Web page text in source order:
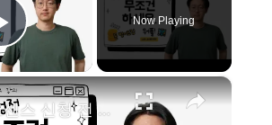
Play Video
Now Playing
×
[애드센스 신청 전 필수!] 워드프레스 홈페이지에 개인정보처리방침, 이용약관 만들기 (feat. 푸터 설정)